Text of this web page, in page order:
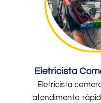
Eletricista
Eletricista
atendimento